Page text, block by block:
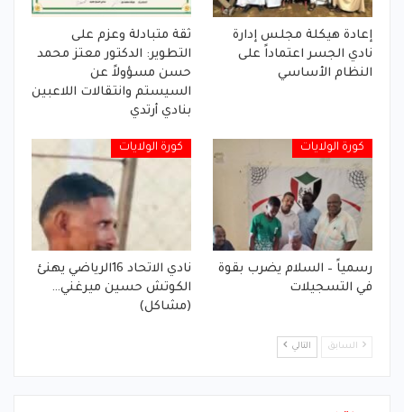
إعادة هيكلة مجلس إدارة
نادي الجسر اعتماداً على
النظام الأساسي
ثقة متبادلة وعزم على
التطوير: الدكتور معتز محمد
حسن مسؤولاً عن
السيستم وانتقالات اللاعبين
بنادي أرتدي
كورة الولايات
رسمياً – السلام يضرب بقوة
في التسجيلات
كورة الولايات
نادي الاتحاد 16الرياضي يهنئ
الكوتش حسين ميرغني…
(مشاكل)
السابق التالي